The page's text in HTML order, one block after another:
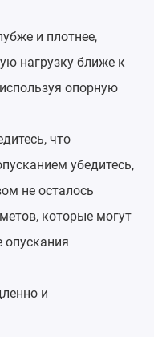
и плотнее,
нагрузку ближе к
опорную
что
убедитесь,
не осталось
которые могут
опускания
и